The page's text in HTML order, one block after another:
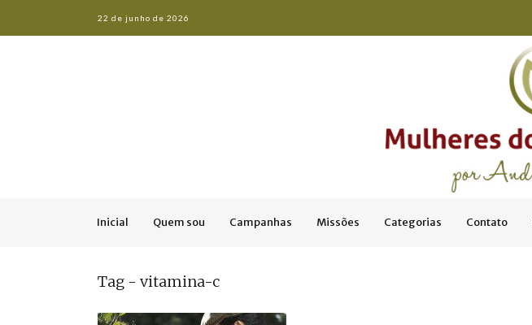
22 de junho de 2026
Inicial Quem sou Campanhas Missões Categorias Contato
Tag - vitamina-c